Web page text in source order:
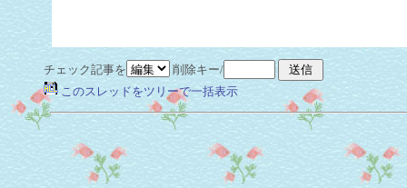
チェック記事を
削除キー/
このスレッドをツリーで一括表示